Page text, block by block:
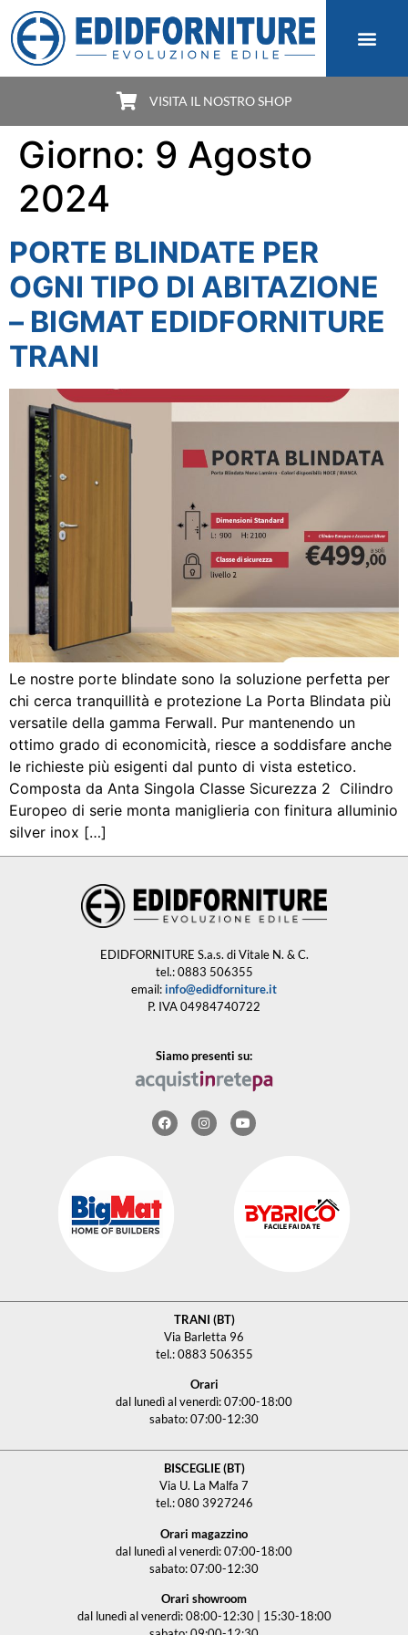
VISITA IL NOSTRO SHOP
Giorno: 9 Agosto
2024
PORTE BLINDATE PER
OGNI TIPO DI ABITAZIONE
– BIGMAT EDIDFORNITURE
TRANI
Le nostre porte blindate sono la soluzione perfetta per
chi cerca tranquillità e protezione La Porta Blindata più
versatile della gamma Ferwall. Pur mantenendo un
ottimo grado di economicità, riesce a soddisfare anche
le richieste più esigenti dal punto di vista estetico.
Composta da Anta Singola Classe Sicurezza 2 Cilindro
Europeo di serie monta maniglieria con finitura alluminio
silver inox […]
EDIDFORNITURE S.a.s. di Vitale N. & C.
tel.: 0883 506355
email:info@edidforniture.it
P. IVA 04984740722
Siamo presenti su:
TRANI (BT)
Via Barletta 96
tel.: 0883 506355
Orari
dal lunedì al venerdì: 07:00-18:00
sabato: 07:00-12:30
BISCEGLIE (BT)
Via U. La Malfa 7
tel.: 080 3927246
Orari magazzino
dal lunedì al venerdì: 07:00-18:00
sabato: 07:00-12:30
Orari showroom
dal lunedì al venerdì: 08:00-12:30 | 15:30-18:00